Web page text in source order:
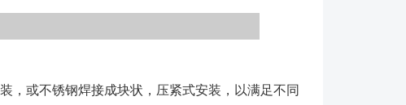
，旋转方向正确。 ●检查供电电压等于电动机的额定电
压的容许偏差是额定电压的+10%（当处于额定频率时）。
会引起绕组过热。 ●电源频率的容许偏差在+5%额定值
当处于额定电压时）。在电压和频率两者都有偏差情况下，
或不锈钢焊接成块状，压紧式安装，以满足不同